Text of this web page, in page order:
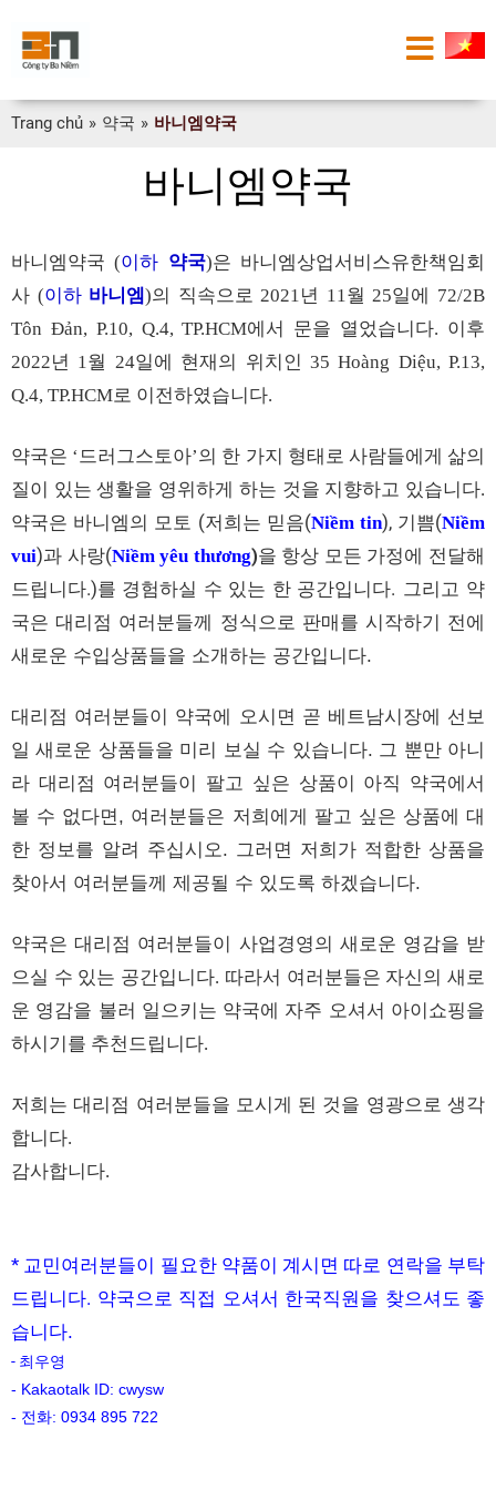
Trang chủ » 약국 » 바니엠약국
바니엠약국
바니엠약국 (이하 약국)은 바니엠상업서비스유한책임회
사 (이하 바니엠)의 직속으로 2021년 11월 25일에 72/2B
Tôn Đản, P.10, Q.4, TP.HCM에서 문을 열었습니다. 이후
2022년 1월 24일에 현재의 위치인 35 Hoàng Diệu, P.13,
Q.4, TP.HCM로 이전하였습니다.
약국은 ‘드러그스토아’의 한 가지 형태로 사람들에게 삶의
질이 있는 생활을 영위하게 하는 것을 지향하고 있습니다.
약국은 바니엠의 모토 (저희는 믿음(Niềm tin), 기쁨(Niềm
vui)과 사랑(Niềm yêu thương)을 항상 모든 가정에 전달해
드립니다.)를 경험하실 수 있는 한 공간입니다. 그리고 약
국은 대리점 여러분들께 정식으로 판매를 시작하기 전에
새로운 수입상품들을 소개하는 공간입니다.
대리점 여러분들이 약국에 오시면 곧 베트남시장에 선보
일 새로운 상품들을 미리 보실 수 있습니다. 그 뿐만 아니
라 대리점 여러분들이 팔고 싶은 상품이 아직 약국에서
볼 수 없다면, 여러분들은 저희에게 팔고 싶은 상품에 대
한 정보를 알려 주십시오. 그러면 저희가 적합한 상품을
찾아서 여러분들께 제공될 수 있도록 하겠습니다.
약국은 대리점 여러분들이 사업경영의 새로운 영감을 받
으실 수 있는 공간입니다. 따라서 여러분들은 자신의 새로
운 영감을 불러 일으키는 약국에 자주 오셔서 아이쇼핑을
하시기를 추천드립니다.
저희는 대리점 여러분들을 모시게 된 것을 영광으로 생각
합니다.
감사합니다.
* 교민여러분들이 필요한 약품이 계시면 따로 연락을 부탁
드립니다. 약국으로 직접 오셔서 한국직원을 찾으셔도 좋
습니다.
- 최우영
- Kakaotalk ID: cwysw
- 전화: 0934 895 722